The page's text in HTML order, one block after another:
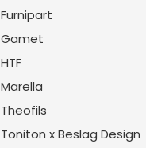
Furnipart
Gamet
HTF
Marella
Theofils
Toniton x Beslag Design